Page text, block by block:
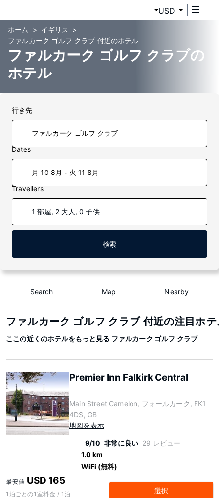
USD
ホーム
イギリス
ファルカーク ゴルフ クラブ 付近のホテル
ファルカーク ゴルフ クラブの
ホテル
行き先
Dates
月 10 8月 - 火 11 8月
Travellers
1 部屋, 2 大人, 0 子供
検索
Search Map Nearby
ファルカーク ゴルフ クラブ 付近の注目ホ
ここの近くのホテルをもっと見る ファルカーク ゴルフ クラブ
Premier Inn Falkirk Central
Main Street Camelon, フォールカーク, FK1
4DS, GB
地図を表示
9/10 非常に良い 29 レビュー
1.0 km
WiFi (無料)
最安値 USD 165
1泊ごとの1室料金 / 1泊 選択